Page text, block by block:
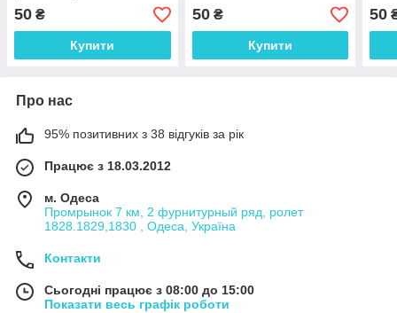
50 ₴
Купити
50₴
Купити
50
Про нас
95% позитивних з 38 відгуків за рік
Працює з 18.03.2012
м. Одеса
Промрынок 7 км, 2 фурнитурный ряд, ролет
1828.1829,1830 , Одеса, Україна
Контакти
Сьогодні працює з 08:00 до 15:00
Показати весь графік роботи